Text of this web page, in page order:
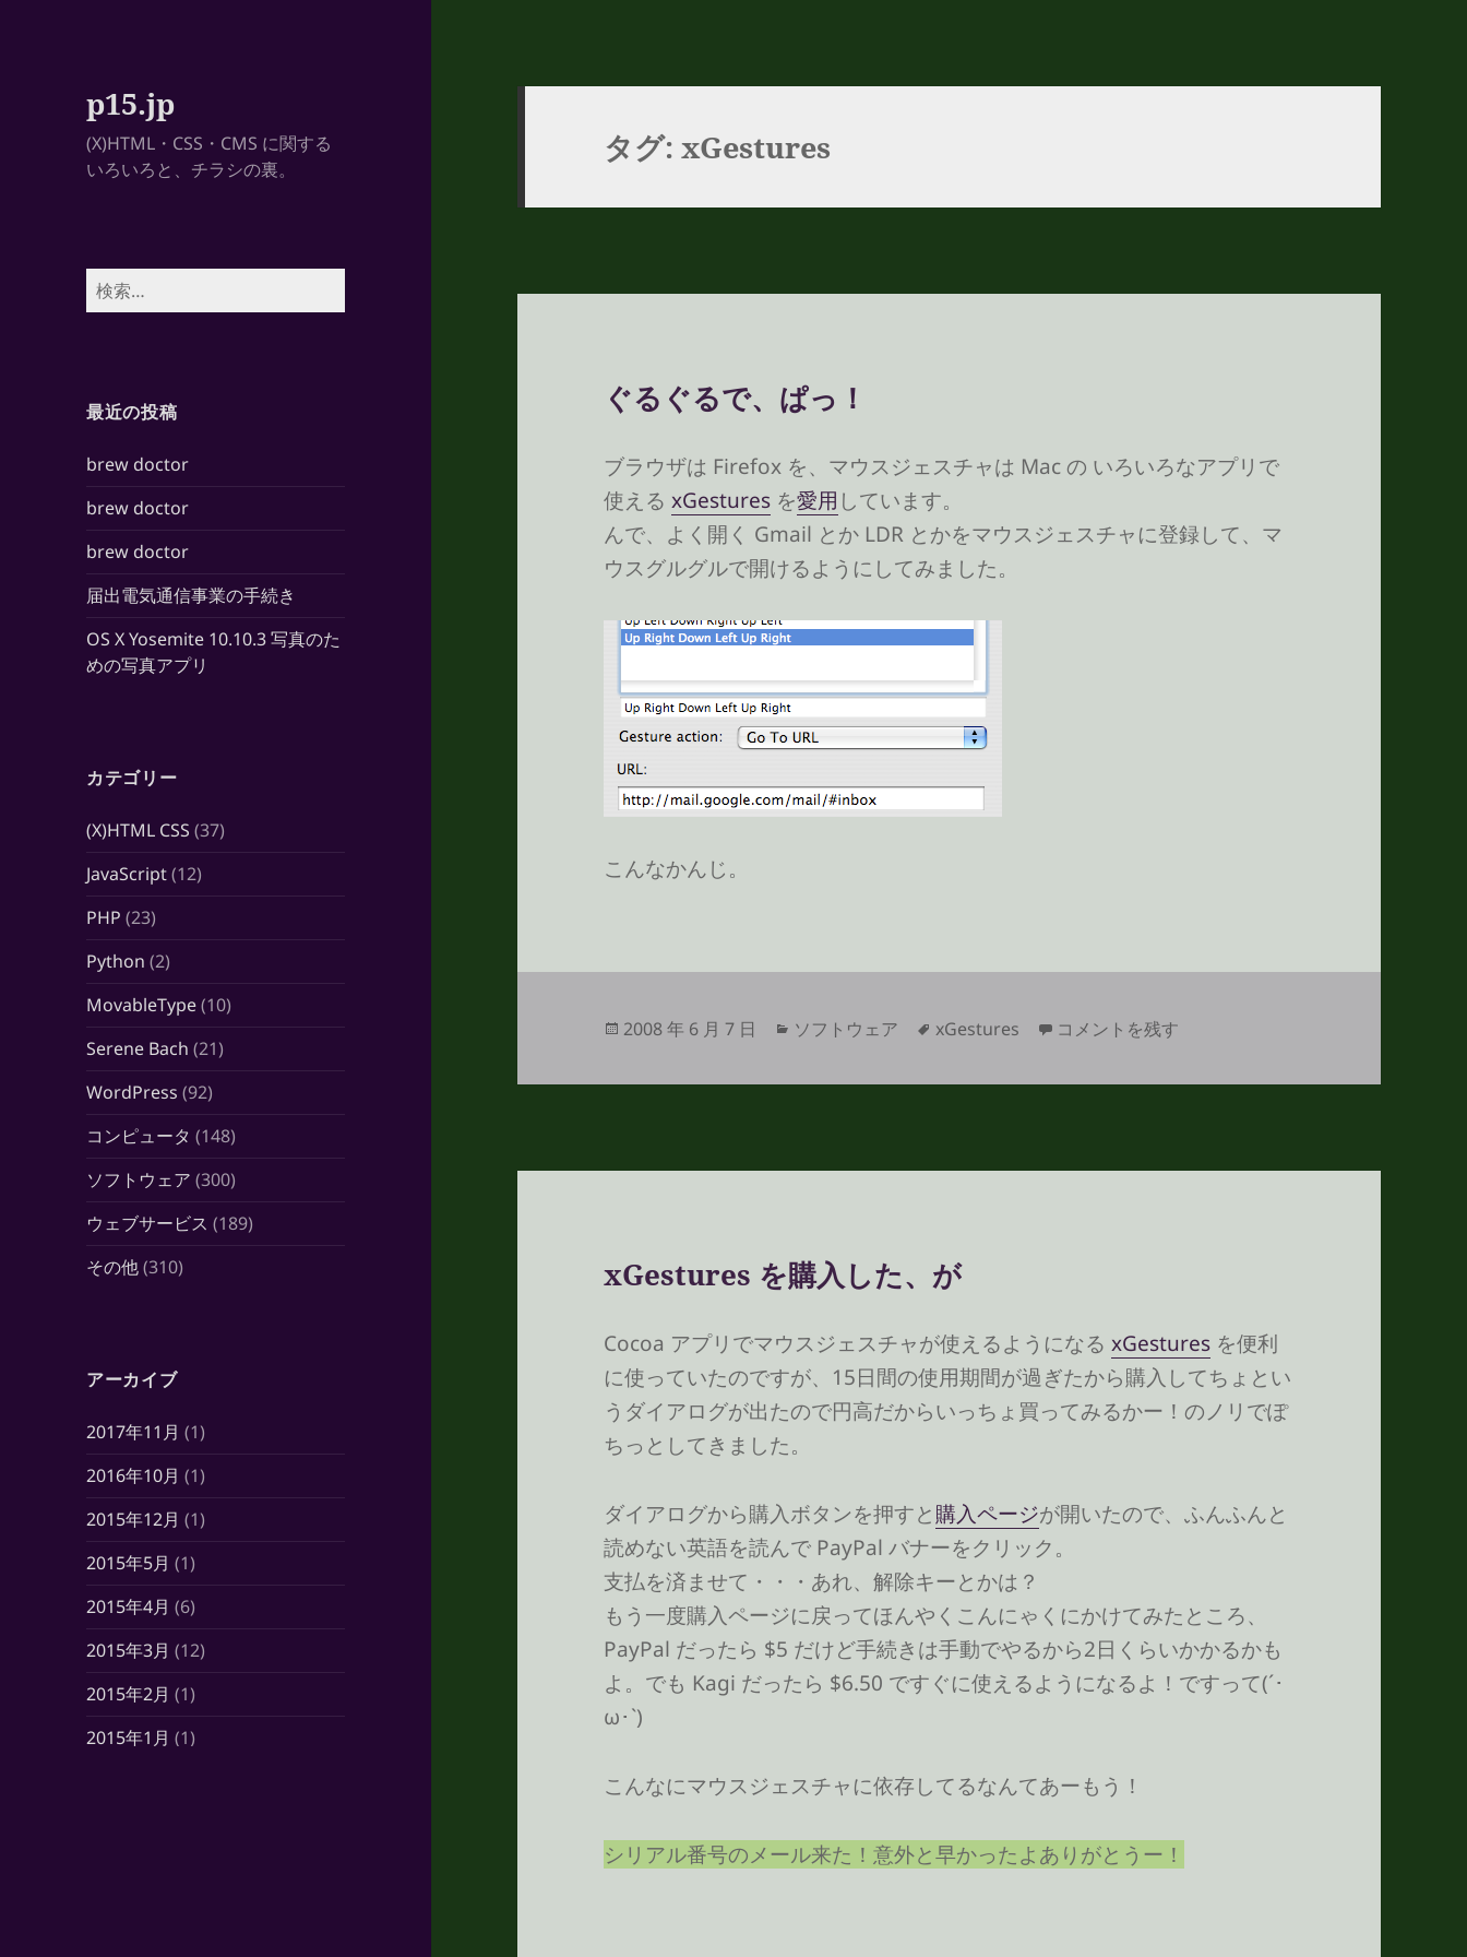
p15.jp
(X)HTML・CSS・CMS に関する
いろいろと、チラシの裏。
検
索:
最近の投稿
brew doctor
brew doctor
brew doctor
届出電気通信事業の手続き
OS X Yosemite 10.10.3 写真のた
めの写真アプリ
カテゴリー
(X)HTML CSS (37)
JavaScript(12)
PHP (23)
Python (2)
MovableType(10)
Serene Bach (21)
WordPress (92)
コンピュータ (148)
ソフトウェア (300)
ウェブサービス (189)
その他(310)
アーカイブ
2017年11月 (1)
2016年10月 (1)
2015年12月 (1)
2015年5月 (1)
2015年4月 (6)
2015年3月 (12)
2015年2月 (1)
2015年1月 (1)
タグ:xGestures
ぐるぐるで、ぱっ！
ブラウザは Firefox を、マウスジェスチャは Mac の いろいろなアプリで
使えるxGestures を愛用 しています。
んで、よく開く Gmail とか LDR とかをマウスジェスチャに登録して、マ
ウスグルグルで開けるようにしてみました。
こんなかんじ。
投
日:
2008 年 6 月 7 日
カ
ゴ
ソフトウェア
タ
xGestures ぐるぐるで、ぱっ！ に
コメントを残す
xGestures を購入した、が
Cocoa アプリでマウスジェスチャが使えるようになるxGestures を便利
に使っていたのですが、15日間の使用期間が過ぎたから購入してちょとい
うダイアログが出たので円高だからいっちょ買ってみるかー！のノリでぽ
ちっとしてきました。
ダイアログから購入ボタンを押すと購入ページが開いたので、ふんふんと
読めない英語を読んで PayPal バナーをクリック。
支払を済ませて・・・あれ、解除キーとかは？
もう一度購入ページに戻ってほんやくこんにゃくにかけてみたところ、
PayPal だったら $5 だけど手続きは手動でやるから2日くらいかかるかも
よ。でも Kagi だったら $6.50 ですぐに使えるようになるよ！ですって(´･
ω･`)
こんなにマウスジェスチャに依存してるなんてあーもう！
シリアル番号のメール来た！意外と早かったよありがとうー！